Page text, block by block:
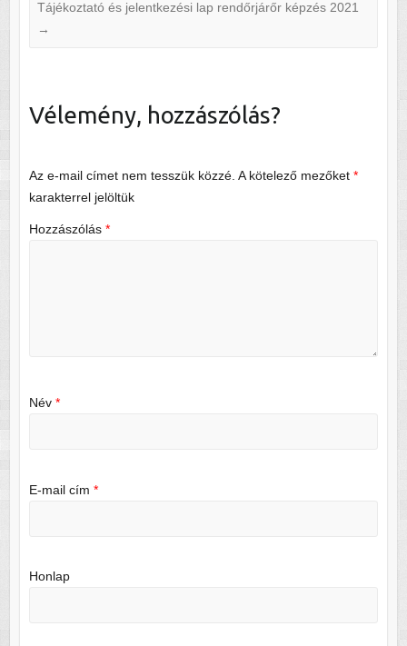
Tájékoztató és jelentkezési lap rendőrjárőr képzés 2021
→
Vélemény, hozzászólás?
Az e-mail címet nem tesszük közzé. A kötelező mezőket *
karakterrel jelöltük
Hozzászólás *
Név *
E-mail cím *
Honlap